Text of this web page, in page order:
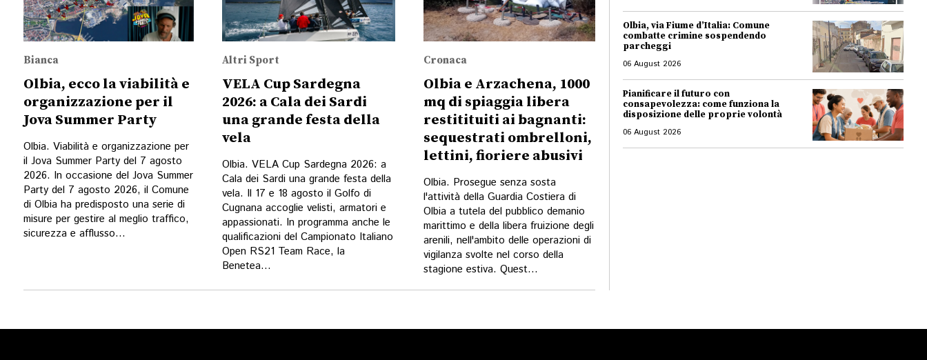
Bianca
Olbia, ecco la viabilità e
organizzazione per il
Jova Summer Party
Olbia. Viabilità e organizzazione per
il Jova Summer Party del 7 agosto
2026. In occasione del Jova Summer
Party del 7 agosto 2026, il Comune
di Olbia ha predisposto una serie di
misure per gestire al meglio traffico,
sicurezza e afflusso...
Altri Sport
VELA Cup Sardegna
2026: a Cala dei Sardi
una grande festa della
vela
Olbia. VELA Cup Sardegna 2026: a
Cala dei Sardi una grande festa della
vela. Il 17 e 18 agosto il Golfo di
Cugnana accoglie velisti, armatori e
appassionati. In programma anche le
qualificazioni del Campionato Italiano
Open RS21 Team Race, la
Benetea...
Cronaca
Olbia e Arzachena, 1000
mq di spiaggia libera
restitituiti ai bagnanti:
sequestrati ombrelloni,
lettini, fioriere abusivi
Olbia. Prosegue senza sosta
l'attività della Guardia Costiera di
Olbia a tutela del pubblico demanio
marittimo e della libera fruizione degli
arenili, nell'ambito delle operazioni di
vigilanza svolte nel corso della
stagione estiva. Quest...
Olbia, via Fiume d’Italia: Comune
combatte crimine sospendendo
parcheggi
06 August 2026
Pianificare il futuro con
consapevolezza: come funziona la
disposizione delle proprie volontà
06 August 2026